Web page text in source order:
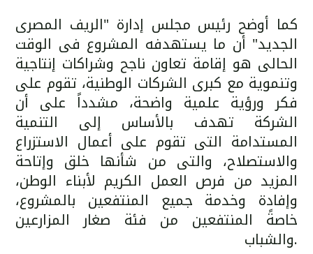
كما أوضح رئيس مجلس إدارة "الريف المصرى
الجديد" أن ما يستهدفه المشروع فى الوقت
الحالى هو إقامة تعاون ناجح وشراكات إنتاجية
وتنموية مع كبرى الشركات الوطنية، تقوم على
فكر ورؤية علمية واضحة، مشدداً على أن
الشركة تهدف بالأساس إلى التنمية
المستدامة التى تقوم على أعمال الاستزراع
والاستصلاح، والتى من شأنها خلق وإتاحة
المزيد من فرص العمل الكريم لأبناء الوطن،
وإفادة وخدمة جميع المنتفعين بالمشروع،
خاصةً المنتفعين من فئة صغار المزارعين
والشباب.